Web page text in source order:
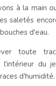
à la main
saletés
d'eau.
toute
l'intérieur du
d'humidité.